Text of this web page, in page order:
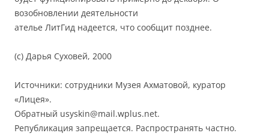
возобновлении деятельности
ателье ЛитГид надеется, что сообщит позднее.
(с) Дарья Суховей, 2000
Источники: сотрудники Музея Ахматовой, куратор
«Лицея».
Обратный usyskin@mail.wplus.net.
Републикация запрещается. Распространять частно.